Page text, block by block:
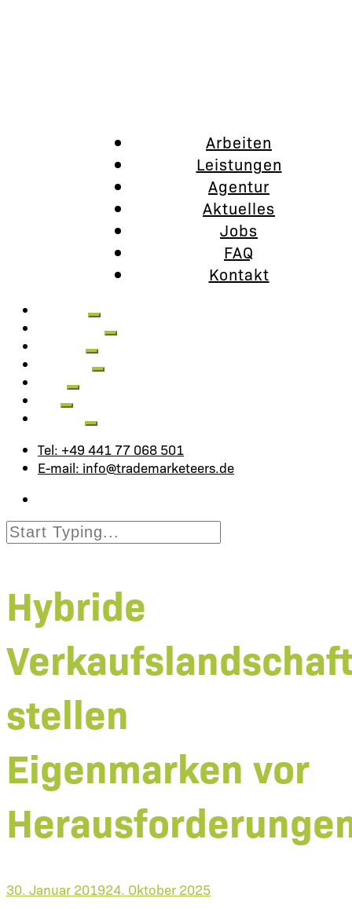
Arbeiten
Leistungen
Agentur
Aktuelles
Jobs
FAQ
Kontakt
Tel: +49 441 77 068 501
E-mail: info@trademarketeers.de
Hybride
stellen
Eigenmarken vor
30. Januar 201924. Oktober 2025